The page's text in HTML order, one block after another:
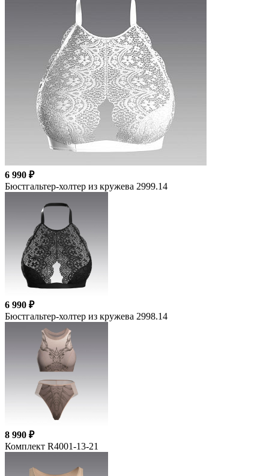
6 990 ₽
Бюстгальтер-холтер из кружева 2999.14
6 990 ₽
Бюстгальтер-холтер из кружева 2998.14
8 990 ₽
Комплект R4001-13-21